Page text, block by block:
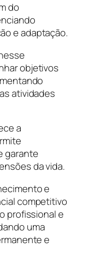
do
e adaptação.
objetivos
atividades
a
garante
da vida.
e
competitivo
profissional e
uma
e